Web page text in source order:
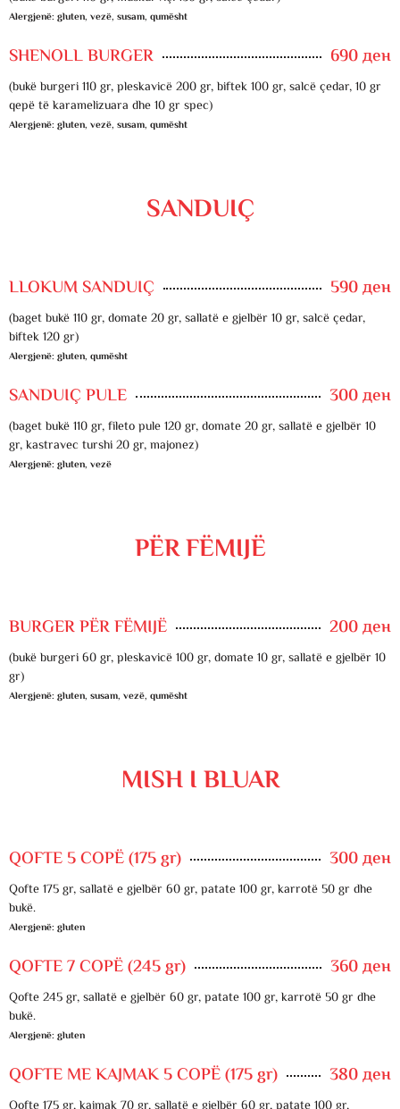
Alergjenë: gluten, vezë, susam, qumësht
SHENOLL BURGER 690 ден
(bukë burgeri 110 gr, pleskavicë 200 gr, biftek 100 gr, salcë çedar, 10 gr
qepë të karamelizuara dhe 10 gr spec)
Alergjenë: gluten, vezë, susam, qumësht
SANDUIÇ
LLOKUM SANDUIÇ 590 ден
(baget bukë 110 gr, domate 20 gr, sallatë e gjelbër 10 gr, salcë çedar,
biftek 120 gr)
Alergjenë: gluten, qumësht
SANDUIÇ PULE 300 ден
(baget bukë 110 gr, fileto pule 120 gr, domate 20 gr, sallatë e gjelbër 10
gr, kastravec turshi 20 gr, majonez)
Alergjenë: gluten, vezë
PËR FËMIJË
BURGER PËR FËMIJË 200 ден
(bukë burgeri 60 gr, pleskavicë 100 gr, domate 10 gr, sallatë e gjelbër 10
gr)
Alergjenë: gluten, susam, vezë, qumësht
MISH I BLUAR
QOFTE 5 COPË (175 gr) 300 ден
Qofte 175 gr, sallatë e gjelbër 60 gr, patate 100 gr, karrotë 50 gr dhe
bukë.
Alergjenë: gluten
QOFTE 7 COPË (245 gr) 360 ден
Qofte 245 gr, sallatë e gjelbër 60 gr, patate 100 gr, karrotë 50 gr dhe
bukë.
Alergjenë: gluten
QOFTE ME KAJMAK 5 COPË (175 gr) 380 ден